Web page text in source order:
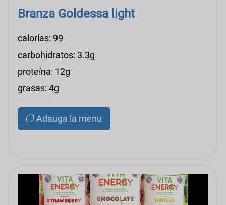
Branza Goldessa light
calorías: 99
carbohidratos: 3.3g
proteína: 12g
grasas: 4g
Adauga la menu